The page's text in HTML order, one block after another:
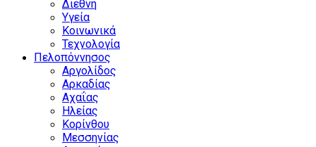
Διεθνή
Υγεία
Κοινωνικά
Τεχνολογία
Πελοπόννησος
Αργολίδος
Αρκαδίας
Αχαΐας
Ηλείας
Κορίνθου
Μεσσηνίας